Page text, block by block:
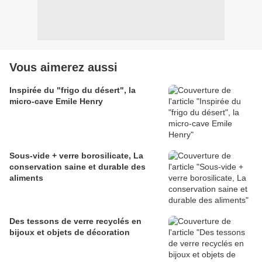
Vous aimerez aussi
Inspirée du "frigo du désert", la
micro-cave Emile Henry
Sous-vide + verre borosilicate, La
conservation saine et durable des
aliments
Des tessons de verre recyclés en
bijoux et objets de décoration